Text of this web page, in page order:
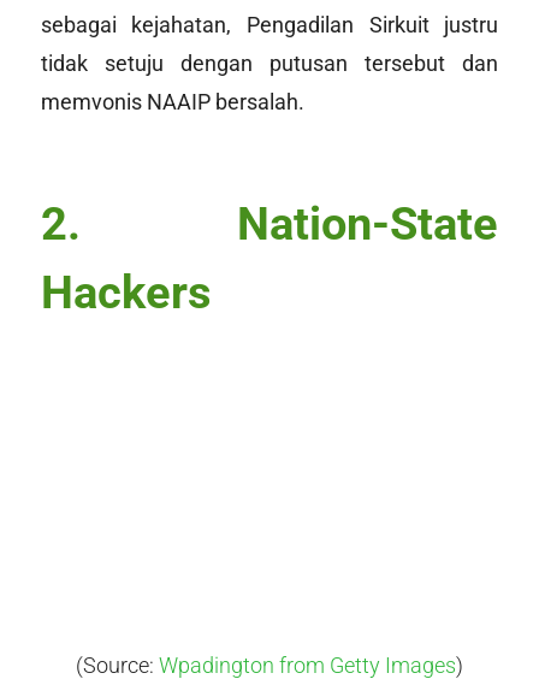
sebagai kejahatan, Pengadilan Sirkuit justru
tidak setuju dengan putusan tersebut dan
memvonis NAAIP bersalah.
2. Nation-State
Hackers
(Source: Wpadington from Getty Images)